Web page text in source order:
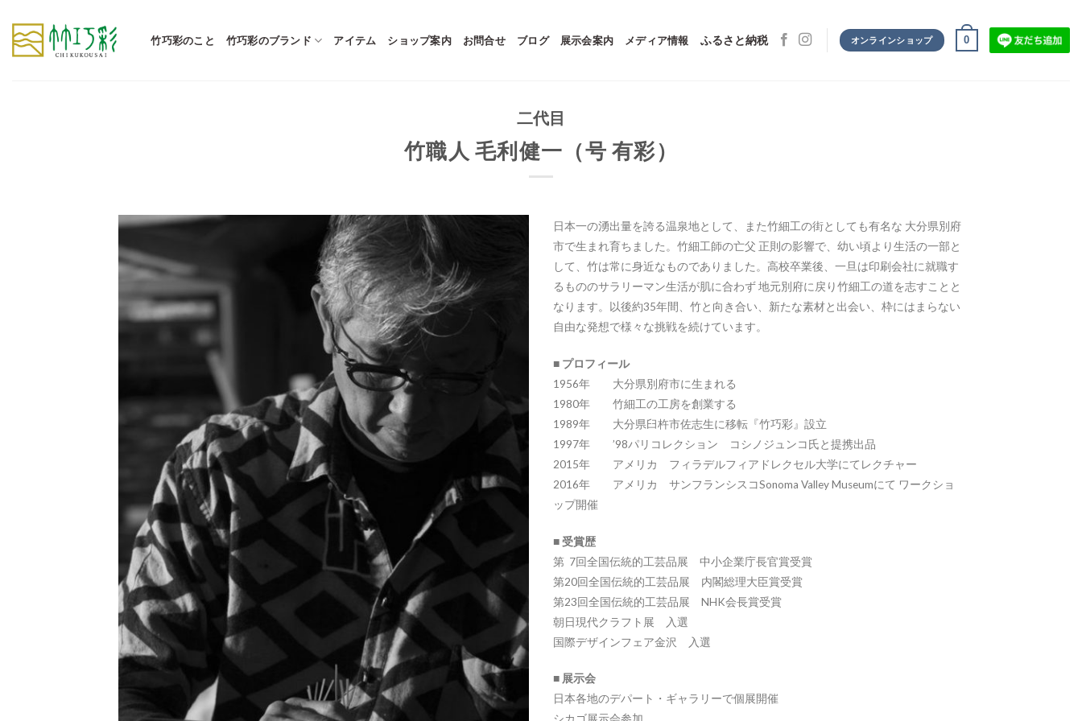
content
竹巧彩のこと 竹巧彩のブランド アイテム ショップ案内 お問合せ ブログ 展示会案内 メディア情報 ふるさと納税 オンラインショップ 0
二代目
竹職人 毛利健一（号 有彩）
日本一の湧出量を誇る温泉地として、また竹細工の街としても有名な 大分県別府
市で生まれ育ちました。 竹細工師の亡父 正則の影響で、幼い頃より生活の一部と
して、竹は常に身近なものでありました。 高校卒業後、一旦は印刷会社に就職す
るもののサラリーマン生活が肌に合わず 地元別府に戻り竹細工の道を志すことと
なります。
以後約35年間、竹と向き合い、新たな素材と出会い、 枠にはまらない
自由な発想で様々な挑戦を続けています。
■ プロフィール
1956年 大分県別府市に生まれる
1980年 竹細工の工房を創業する
1989年 大分県臼杵市佐志生に移転『竹巧彩』設立
1997年 ’98パリコレクション コシノジュンコ氏と提携出品
2015年 アメリカ フィラデルフィアドレクセル大学にてレクチャー
2016年 アメリカ サンフランシスコSonoma Valley Museumにて ワークショ
ップ開催
■ 受賞歴
第 7回全国伝統的工芸品展 中小企業庁長官賞受賞
第20回全国伝統的工芸品展 内閣総理大臣賞受賞
第23回全国伝統的工芸品展 NHK会長賞受賞
朝日現代クラフト展 入選
国際デザインフェア金沢 入選
■ 展示会
日本各地のデパート・ギャラリーで個展開催